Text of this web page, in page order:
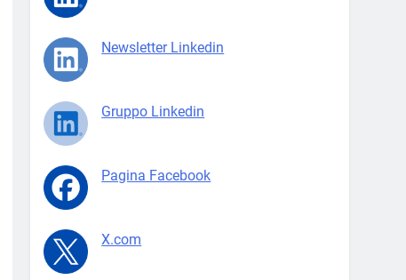
Newsletter Linkedin
Gruppo Linkedin
Pagina Facebook
X.com